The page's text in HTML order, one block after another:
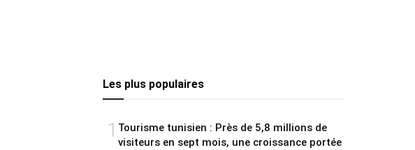
Les plus populaires
1 Tourisme tunisien : Près de 5,8 millions de
visiteurs en sept mois, une croissance portée